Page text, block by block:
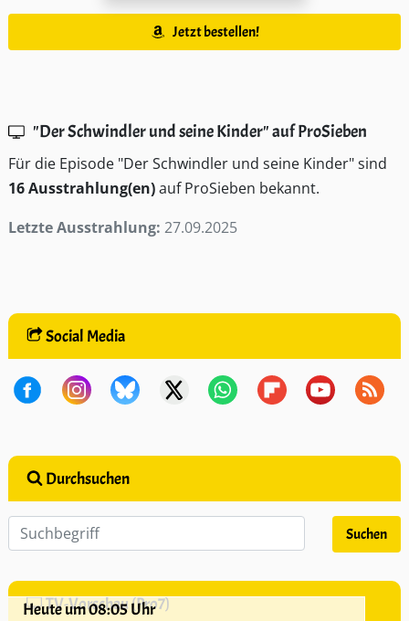
Jetzt bestellen!
"Der Schwindler und seine Kinder" auf ProSieben
Für die Episode "Der Schwindler und seine Kinder" sind
16 Ausstrahlung(en)auf ProSieben bekannt.
Letzte Ausstrahlung: 27.09.2025
Social Media
Durchsuchen
TV-Vorschau (Pro7)
Heute um 08:05 Uhr